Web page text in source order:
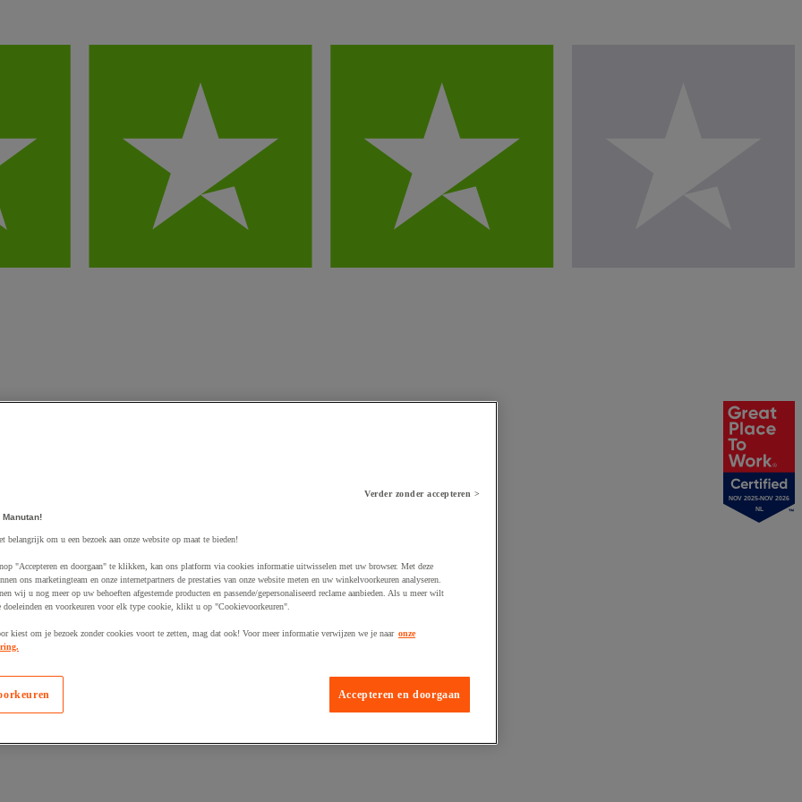
NOV 2025-NOV 2026
NL
Verder zonder accepteren >
belangrijk om u een bezoek aan onze website op maat te bieden!
"Accepteren en doorgaan" te klikken, kan ons platform via cookies informatie uitwisselen met uw browser. Met deze
ons marketingteam en onze internetpartners de prestaties van onze website meten en uw winkelvoorkeuren analyseren.
wij u nog meer op uw behoeften afgestemde producten en passende/gepersonaliseerd reclame aanbieden. Als u meer wilt
doeleinden en voorkeuren voor elk type cookie, klikt u op "Cookievoorkeuren".
kiest om je bezoek zonder cookies voort te zetten, mag dat ook! Voor meer informatie verwijzen we je naar onze
Accepteren en doorgaan